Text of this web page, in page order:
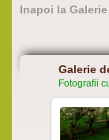
Inapoi la Galerie
Galerie
Fotografii